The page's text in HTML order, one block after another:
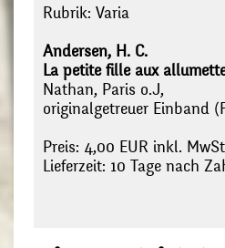
Rubrik: Varia
Andersen, H. C.
La petite fille aux
Nathan, Paris o.J,
originalgetreuer Einband
Preis: 4,00 EUR inkl.
Lieferzeit: 10 Tage nach